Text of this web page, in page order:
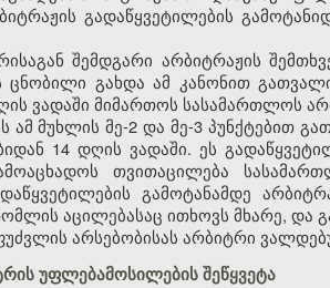
გადაწყვეტილების
შემდგარი არბიტრაჟის
ცნობილი გახდა ამ კანონით
ვადაში მიმართოს სასამართლოს
ამ მუხლის მე-2 და მე-3 პუნქტებით
14 დღის ვადაში. ეს
თვითაცილება
გამოტანამდე
აცილებასაც ითხოვს მხარე, და
არსებობისას არბიტრი
უფლებამოსილების შეწყვეტა